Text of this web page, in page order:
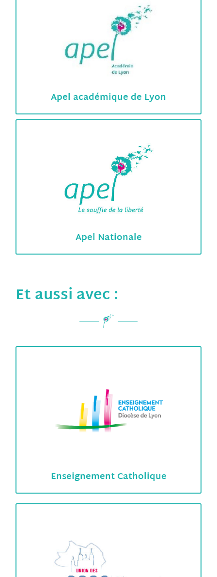
Apel académique de Lyon
Apel Nationale
Et aussi avec :
Enseignement Catholique